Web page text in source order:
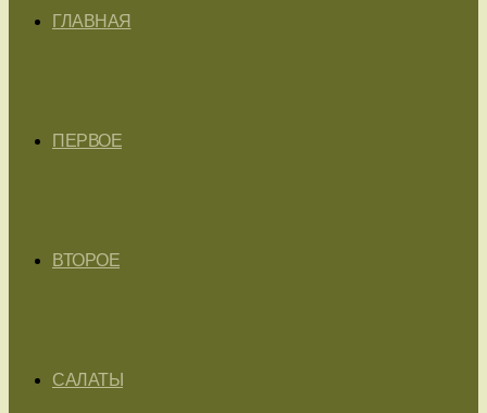
ГЛАВНАЯ
ПЕРВОЕ
ВТОРОЕ
САЛАТЫ